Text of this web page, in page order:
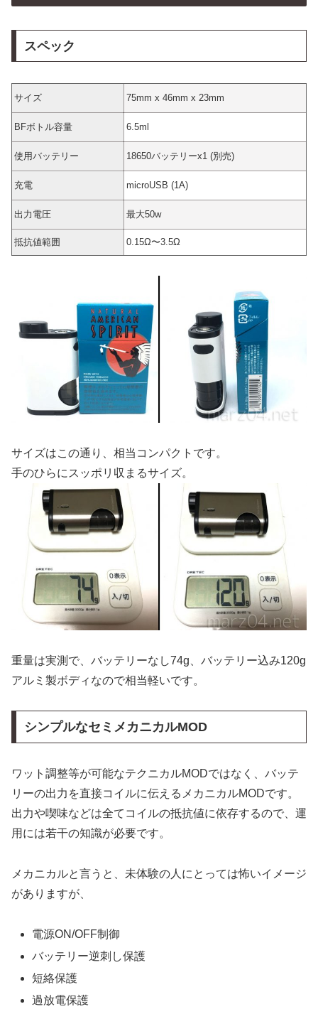
スペック
サイズ 75mm x 46mm x 23mm
BFボトル容量 6.5ml
使用バッテリー 18650バッテリーx1 (別売)
充電 microUSB (1A)
出力電圧 最大50w
抵抗値範囲 0.15Ω〜3.5Ω
サイズはこの通り、相当コンパクトです。
手のひらにスッポリ収まるサイズ。
重量は実測で、バッテリーなし74g、バッテリー込み120g
アルミ製ボディなので相当軽いです。
シンプルなセミメカニカルMOD
ワット調整等が可能なテクニカルMODではなく、バッテ
リーの出力を直接コイルに伝えるメカニカルMODです。
出力や喫味などは全てコイルの抵抗値に依存するので、運
用には若干の知識が必要です。
メカニカルと言うと、未体験の人にとっては怖いイメージ
がありますが、
電源ON/OFF制御
バッテリー逆刺し保護
短絡保護
過放電保護